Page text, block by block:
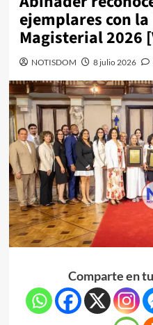
ejemplares con
Magisterial 2026
NOTISDOM 8 julio 2026
Comparte en